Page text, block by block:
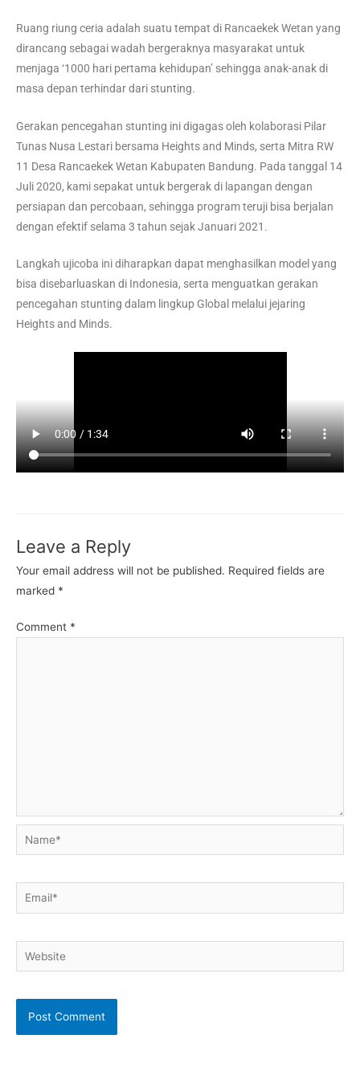
Ruang riung ceria adalah suatu tempat di Rancaekek Wetan yang
dirancang sebagai wadah bergeraknya masyarakat untuk
menjaga ‘1000 hari pertama kehidupan’ sehingga anak-anak di
masa depan terhindar dari stunting.
Gerakan pencegahan stunting ini digagas oleh kolaborasi Pilar
Tunas Nusa Lestari bersama Heights and Minds, serta Mitra RW
11 Desa Rancaekek Wetan Kabupaten Bandung. Pada tanggal 14
Juli 2020, kami sepakat untuk bergerak di lapangan dengan
persiapan dan percobaan, sehingga program teruji bisa berjalan
dengan efektif selama 3 tahun sejak Januari 2021.
Langkah ujicoba ini diharapkan dapat menghasilkan model yang
bisa disebarluaskan di Indonesia, serta menguatkan gerakan
pencegahan stunting dalam lingkup Global melalui jejaring
Heights and Minds.
Leave a Reply
Your email address will not be published. Required fields are
marked *
Comment *
Name*
Email*
Website